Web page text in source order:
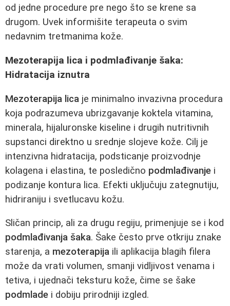
od jedne procedure pre nego što se krene sa
drugom. Uvek informišite terapeuta o svim
nedavnim tretmanima kože.
Mezoterapija lica i podmlađivanje šaka:
Hidratacija iznutra
Mezoterapija lica je minimalno invazivna procedura
koja podrazumeva ubrizgavanje koktela vitamina,
minerala, hijaluronske kiseline i drugih nutritivnih
supstanci direktno u srednje slojeve kože. Cilj je
intenzivna hidratacija, podsticanje proizvodnje
kolagena i elastina, te posledično podmlađivanje i
podizanje kontura lica. Efekti uključuju zategnutiju,
hidriraniju i svetlucavu kožu.
Sličan princip, ali za drugu regiju, primenjuje se i kod
podmlađivanja šaka. Šake često prve otkriju znake
starenja, a mezoterapija ili aplikacija blagih filera
može da vrati volumen, smanji vidljivost venama i
tetiva, i ujednači teksturu kože, čime se šake
podmlade i dobiju prirodniji izgled.